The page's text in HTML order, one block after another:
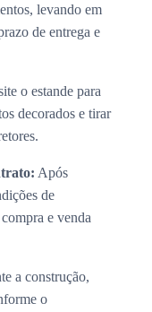
levando em
de entrega e
o estande para
decorados e tirar
Após
de
e venda
a construção,
o